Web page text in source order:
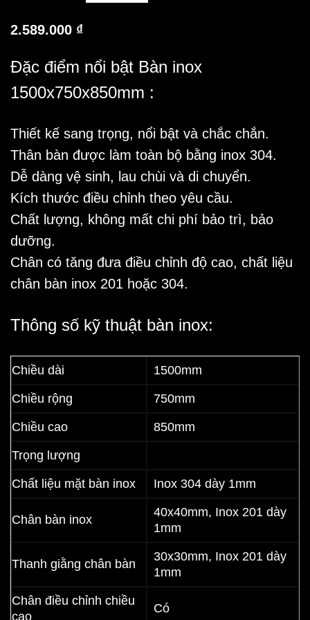
2.589.000 ₫
Đặc điểm nổi bật Bàn inox
1500x750x850mm :
Thiết kế sang trọng, nổi bật và chắc chắn.
Thân bàn được làm toàn bộ bằng inox 304.
Dễ dàng vệ sinh, lau chùi và di chuyển.
Kích thước điều chỉnh theo yêu cầu.
Chất lượng, không mất chi phí bảo trì, bảo
dưỡng.
Chân có tăng đưa điều chỉnh độ cao, chất liệu
chân bàn inox 201 hoặc 304.
Thông số kỹ thuật bàn inox:
Chiều dài 1500mm
Chiều rộng 750mm
Chiều cao 850mm
Trọng lượng
Chất liệu mặt bàn inox Inox 304 dày 1mm
Chân bàn inox
40x40mm, Inox 201 dày
1mm
Thanh giằng chân bàn
30x30mm, Inox 201 dày
1mm
Chân điều chỉnh chiều
cao
Có